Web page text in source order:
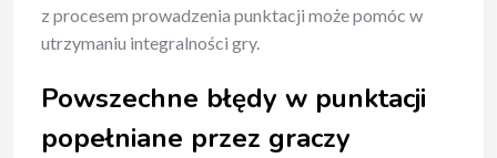
z procesem prowadzenia punktacji może pomóc w
utrzymaniu integralności gry.
Powszechne błędy w punktacji
popełniane przez graczy